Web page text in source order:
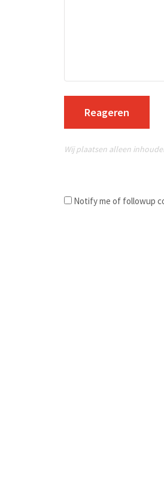
Reageren
Wij plaatsen alleen
Notify me of followup